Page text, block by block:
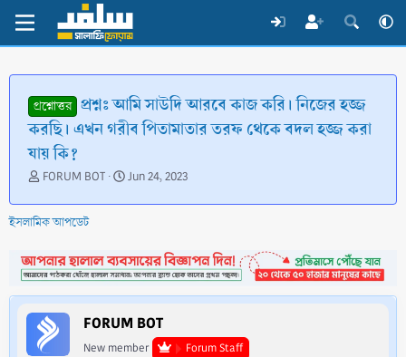
প্রশ্নোত্তর প্রশ্নঃ আমি সাউদি আরবে কাজ করি। নিজের হজ্জ
করছি। এখন গরীব পিতামাতার তরফ থেকে বদল হজ্জ করা
যায় কি?
T
r
e
d
s
t
a
r
t
FORUM BOT
S
a
d
a
t
e
Jun 24, 2023
ইসলামিক আপডেট
FORUM BOT
New member Forum Staff